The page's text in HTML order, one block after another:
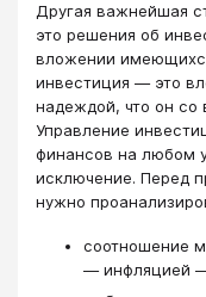
Другая важнейшая
это решения об
вложении
инвестиция — это
надеждой, что он со
Управление
финансов на любом
исключение. Перед
нужно
соотношение
— инфляцией